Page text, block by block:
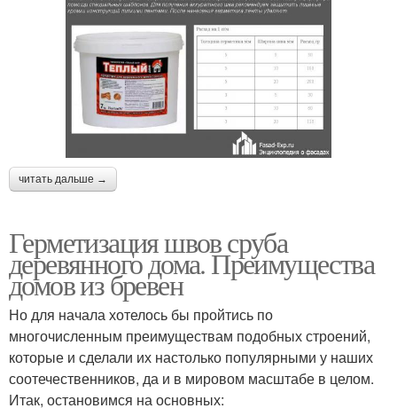
читать дальше →
Герметизация швов сруба
деревянного дома. Преимущества
домов из бревен
Но для начала хотелось бы пройтись по
многочисленным преимуществам подобных строений,
которые и сделали их настолько популярными у наших
соотечественников, да и в мировом масштабе в целом.
Итак, остановимся на основных: